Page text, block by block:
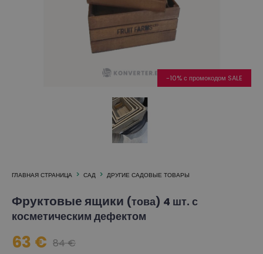
-10% с промокодом SALE
ГЛАВНАЯ СТРАНИЦА САД ДРУГИЕ САДОВЫЕ ТОВАРЫ
Фруктовые ящики (това) 4 шт. с
косметическим дефектом
63 € 84 €